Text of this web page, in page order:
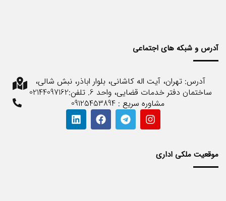
آدرس و شبکه های اجتماعی
آدرس: تهران، آیت اله کاشانی، بلوار اباذر، نبش شالی،
ساختمان دفتر خدمات قضایی، واحد 6. تلفن:02144097162
مشاوره سریع : 09125453894
موقعیت ملکی اداری